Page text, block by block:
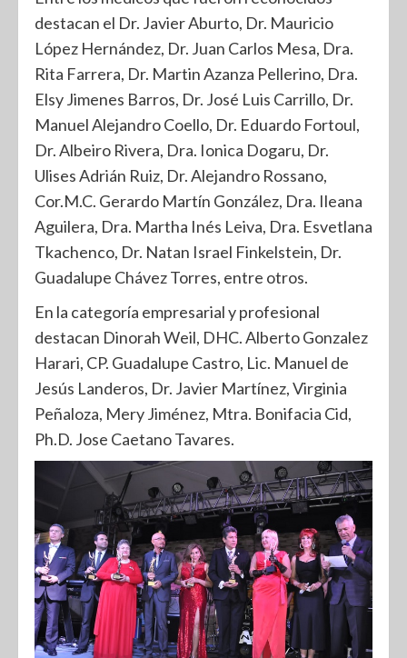
destacan el Dr. Javier Aburto, Dr. Mauricio
López Hernández, Dr. Juan Carlos Mesa, Dra.
Rita Farrera, Dr. Martin Azanza Pellerino, Dra.
Elsy Jimenes Barros, Dr. José Luis Carrillo, Dr.
Manuel Alejandro Coello, Dr. Eduardo Fortoul,
Dr. Albeiro Rivera, Dra. Ionica Dogaru, Dr.
Ulises Adrián Ruiz, Dr. Alejandro Rossano,
Cor.M.C. Gerardo Martín González, Dra. Ileana
Aguilera, Dra. Martha Inés Leiva, Dra. Esvetlana
Tkachenco, Dr. Natan Israel Finkelstein, Dr.
Guadalupe Chávez Torres, entre otros.
En la categoría empresarial y profesional
destacan Dinorah Weil, DHC. Alberto Gonzalez
Harari, CP. Guadalupe Castro, Lic. Manuel de
Jesús Landeros, Dr. Javier Martínez, Virginia
Peñaloza, Mery Jiménez, Mtra. Bonifacia Cid,
Ph.D. Jose Caetano Tavares.